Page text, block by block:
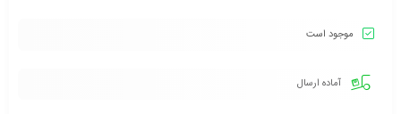
موجود است
آماده ارسال